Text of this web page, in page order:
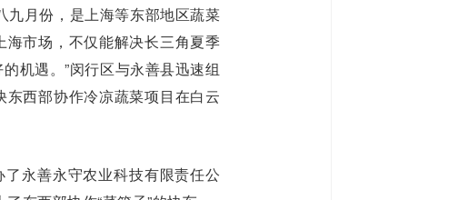
九月份，是上海等东部地区蔬菜
市场，不仅能解决长三角夏季
机遇。”闵行区与永善县迅速组
西部协作冷凉蔬菜项目在白云
永善永守农业科技有限责任公